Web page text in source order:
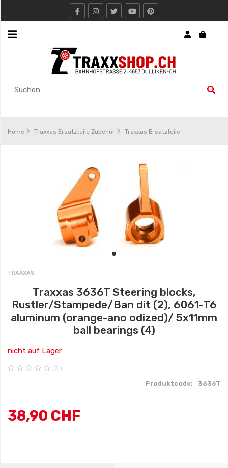
Express
Traxxshop.ch
Rc
Boote
Ferngesteuertes
Car
Home Traxxas Ersatzteile Zubehör Traxxas Ersatzteile
TRAXXAS
Traxxas 3636T Steering blocks,
Rustler/Stampede/Ban dit (2), 6061-T6
aluminum (orange-ano odized)/ 5x11mm
ball bearings (4)
nicht auf Lager
(0 )
Produktcode: 3636T
38,90 CHF